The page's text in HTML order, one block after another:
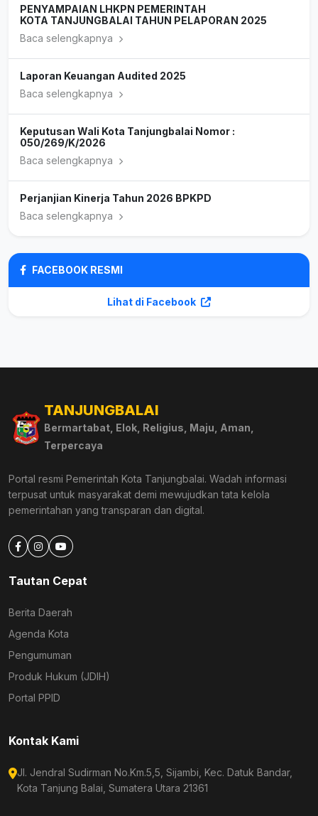
PENYAMPAIAN LHKPN PEMERINTAH
KOTA TANJUNGBALAI TAHUN PELAPORAN 2025
Baca selengkapnya
Laporan Keuangan Audited 2025
Baca selengkapnya
Keputusan Wali Kota Tanjungbalai Nomor :
050/269/K/2026
Baca selengkapnya
Perjanjian Kinerja Tahun 2026 BPKPD
Baca selengkapnya
FACEBOOK RESMI
Lihat di Facebook
TANJUNGBALAI
Bermartabat, Elok, Religius, Maju, Aman,
Terpercaya
Portal resmi Pemerintah Kota Tanjungbalai. Wadah informasi
terpusat untuk masyarakat demi mewujudkan tata kelola
pemerintahan yang transparan dan digital.
Tautan Cepat
Berita Daerah
Agenda Kota
Pengumuman
Produk Hukum (JDIH)
Portal PPID
Kontak Kami
Jl. Jendral Sudirman No.Km.5,5, Sijambi, Kec. Datuk Bandar,
Kota Tanjung Balai, Sumatera Utara 21361